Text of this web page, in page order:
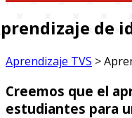
de
Aprendizaje TVS >
Creemos que el
estudiantes para